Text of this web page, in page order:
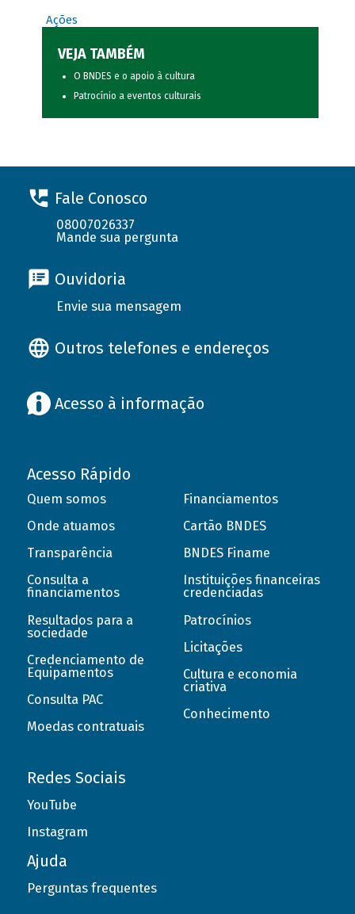
Ações
VEJA TAMBÉM
O BNDES e o apoio à cultura
Patrocínio a eventos culturais
Fale Conosco
08007026337
Mande sua pergunta
Ouvidoria
Envie sua mensagem
Outros telefones e endereços
Acesso à informação
Acesso Rápido
Quem somos
Onde atuamos
Transparência
Consulta a
financiamentos
Resultados para a
sociedade
Credenciamento de
Equipamentos
Consulta PAC
Moedas contratuais
Financiamentos
Cartão BNDES
BNDES Finame
Instituições financeiras
credenciadas
Patrocínios
Licitações
Cultura e economia
criativa
Conhecimento
Redes Sociais
YouTube
Instagram
Ajuda
Perguntas frequentes